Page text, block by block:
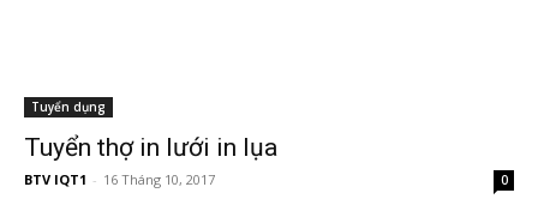
Tuyển dụng
Tuyển thợ in lưới in lụa
BTV IQT1 - 16 Tháng 10, 2017 0